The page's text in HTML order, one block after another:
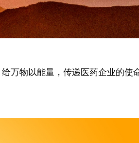
万物以能量，传递医药企业的使